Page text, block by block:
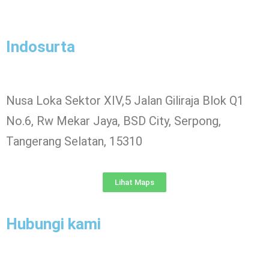
Indosurta
Nusa Loka Sektor XIV,5 Jalan Giliraja Blok Q1
No.6, Rw Mekar Jaya, BSD City, Serpong,
Tangerang Selatan, 15310
Lihat Maps
Hubungi kami